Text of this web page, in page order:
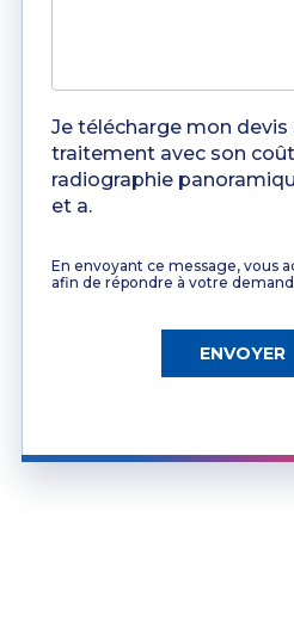
Je télécharge mon devis
traitement avec son
radiographie
et a.
En envoyant ce message, vous
afin de répondre à votre
ENVOYER